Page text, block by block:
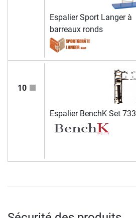
Espalier Sport Langer à
barreaux ronds
10
Espalier BenchK Set 733